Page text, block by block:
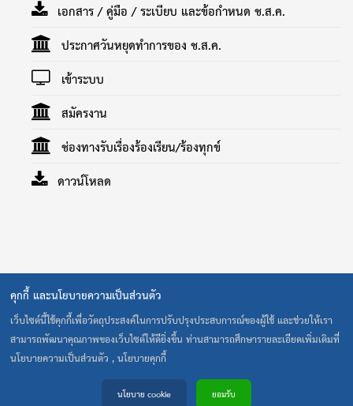
เอกสาร / คู่มือ / ระเบียบ และข้อกำหนด ช.ส.ค.
ประกาศวันหยุดทำการของ ช.ส.ค.
เข้าระบบ
สมัครงาน
ช่องทางรับเรื่องร้องเรียน/ร้องทุกข์
ดาวน์โหลด
40 ถนน รามคำแหง แขวงสะพานสูง เขตสะพานสูง กรุงเทพ 10240
โทร. 0-2373-0020-1 โทรสาร 0-2373-0022 E-Mail:
cult@cultthai.coop
เปิดทำการ : จันทร์-ศุกร์ เวลา 8.30-17.00 น. ปิดทำการ : เสาร์-
อาทิตย์ และวันหยุดนักขัตฤกษ์
@2026 Create by CULT IT
คุกกี้ และนโยบายความเป็นส่วนตัว
เว็บไซต์นี้ใช้คุกกี้เพื่อวัตถุประสงค์ในการปรับปรุงประสบการณ์ของผู้ใช้ และช่วยให้เรา
สามารถพัฒนาคุณภาพของเว็บไซต์ให้ดียิ่งขึ้น ท่านสามารถศึกษารายละเอียดเพิ่มเติมที่
นโยบายความเป็นส่วนตัว , นโยบายคุกกี้
นโยบาย cookie ยอมรับ